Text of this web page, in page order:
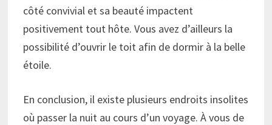
côté convivial et sa beauté impactent
positivement tout hôte. Vous avez d’ailleurs la
possibilité d’ouvrir le toit afin de dormir à la belle
étoile.
En conclusion, il existe plusieurs endroits insolites
où passer la nuit au cours d’un voyage. À vous de